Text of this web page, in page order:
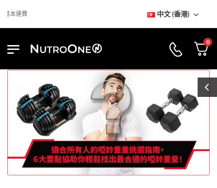
運費 中文 (香港)
0